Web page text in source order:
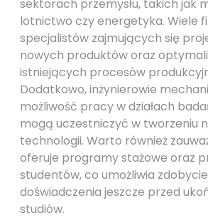
sektorach przemysłu, takich jak
lotnictwo czy energetyka. Wiele
specjalistów zajmujących się
nowych produktów oraz
istniejących procesów
Dodatkowo, inżynierowie
możliwość pracy w działach
mogą uczestniczyć w tworzeniu
technologii. Warto również
oferuje programy stażowe oraz
studentów, co umożliwia
doświadczenia jeszcze przed
studiów.